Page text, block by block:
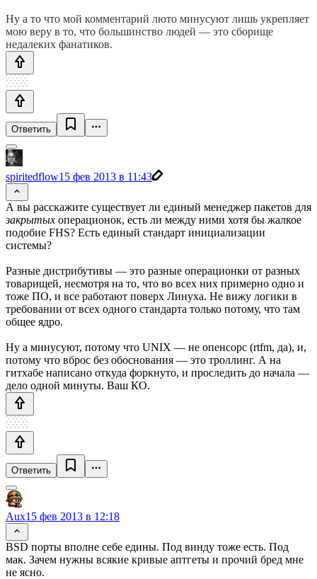
Ну а то что мой комментарий люто минусуют лишь укрепляет
мою веру в то, что большинство людей — это сборище
недалеких фанатиков.
Ответить
spiritedflow15 фев 2013 в 11:43
А вы расскажите существует ли единый менеджер пакетов для
закрытых операционок, есть ли между ними хотя бы жалкое
подобие FHS? Есть единый стандарт инициализации
системы?
Разные дистрибутивы — это разные операционки от разных
товарищей, несмотря на то, что во всех них примерно одно и
тоже ПО, и все работают поверх Линуха. Не вижу логики в
требовании от всех одного стандарта только потому, что там
общее ядро.
Ну а минусуют, потому что UNIX — не опенсорс (rtfm, да), и,
потому что вброс без обоснования — это троллинг. А на
гитхабе написано откуда форкнуто, и проследить до начала —
дело одной минуты. Ваш КО.
Ответить
Aux15 фев 2013 в 12:18
BSD порты вполне себе едины. Под винду тоже есть. Под
мак. Зачем нужны всякие кривые аптгеты и прочий бред мне
не ясно.